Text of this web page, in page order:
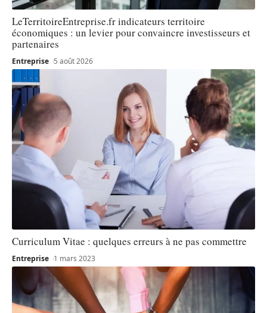
LeTerritoireEntreprise.fr indicateurs territoire
économiques : un levier pour convaincre investisseurs et
partenaires
Entreprise 5 août 2026
Curriculum Vitae : quelques erreurs à ne pas commettre
Entreprise 1 mars 2023